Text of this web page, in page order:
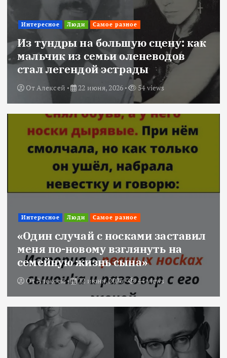
Интересное Люди Самое разное
Из тундры на большую сцену: как
мальчик из семьи оленеводов
стал легендой эстрады
ОтАлексей 22 июня, 2026 54 views
Интересное Люди Самое разное
«Один случай с носками заставил
меня по-новому взглянуть на
семейную жизнь сына»
ОтАлексей 22 июня, 2026 44 views